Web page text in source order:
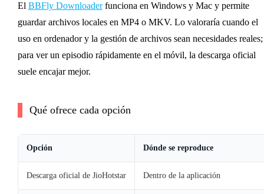
El BBFly Downloaderfunciona en Windows y Mac y permite
guardar archivos locales en MP4 o MKV. Lo valoraría cuando el
uso en ordenador y la gestión de archivos sean necesidades reales;
para ver un episodio rápidamente en el móvil, la descarga oficial
suele encajar mejor.
Qué ofrece cada opción
Opción Dónde se reproduce
Descarga oficial de JioHotstar Dentro de la aplicación